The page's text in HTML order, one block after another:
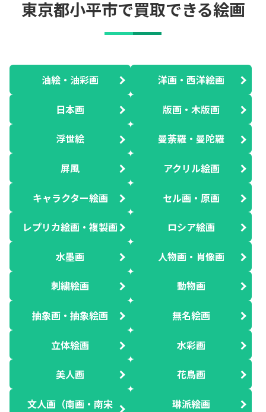
東京都小平市で買取できる絵画
油絵・油彩画 洋画・西洋絵画
日本画 版画・木版画
浮世絵 曼荼羅・曼陀羅
屏風 アクリル絵画
キャラクター絵画 セル画・原画
レプリカ絵画・複製画 ロシア絵画
水墨画 人物画・肖像画
刺繍絵画 動物画
抽象画・抽象絵画 無名絵画
立体絵画 水彩画
美人画 花鳥画
文人画（南画・南宋
琳派絵画